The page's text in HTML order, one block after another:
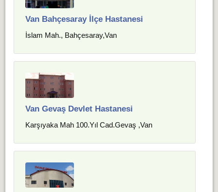
Van Bahçesaray İlçe Hastanesi
İslam Mah., Bahçesaray,Van
Van Gevaş Devlet Hastanesi
Karşıyaka Mah 100.Yıl Cad.Gevaş ,Van